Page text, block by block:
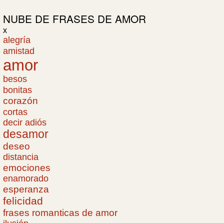
NUBE DE FRASES DE AMOR
x
alegría
amistad
amor
besos
bonitas
corazón
cortas
decir adiós
desamor
deseo
distancia
emociones
enamorado
esperanza
felicidad
frases romanticas de amor